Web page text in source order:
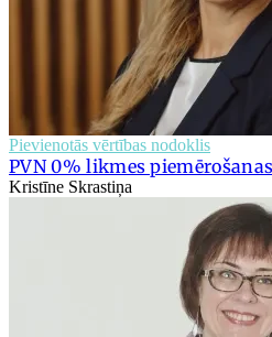
Pievienotās vērtības nodoklis
PVN 0% likmes
Kristīne Skrastiņa